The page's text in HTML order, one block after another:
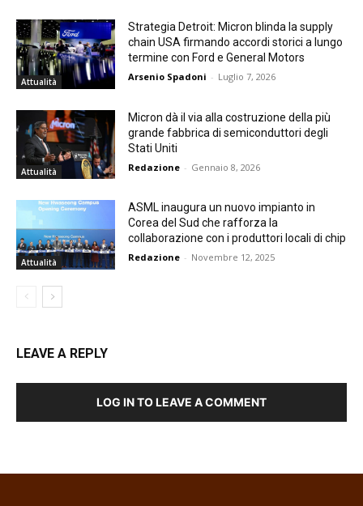
Attualità
Strategia Detroit: Micron blinda la supply
chain USA firmando accordi storici a lungo
termine con Ford e General Motors
Arsenio Spadoni - Luglio 7, 2026
Attualità
Micron dà il via alla costruzione della più
grande fabbrica di semiconduttori degli
Stati Uniti
Redazione - Gennaio 8, 2026
Attualità
ASML inaugura un nuovo impianto in
Corea del Sud che rafforza la
collaborazione con i produttori locali di chip
Redazione - Novembre 12, 2025
LEAVE A REPLY
LOG IN TO LEAVE A COMMENT